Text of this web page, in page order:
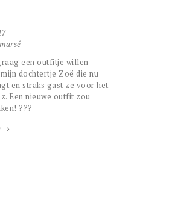
een outfitje willen
dochtertje Zoë die nu
en straks gast ze voor het
Een nieuwe outfit zou
???